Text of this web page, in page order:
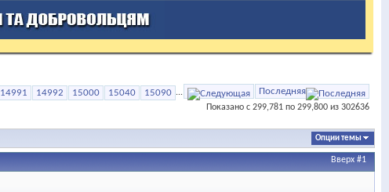
14991 14992 15000 15040 15090 ... Последняя
Показано с 299,781 по 299,800 из 302636
Опции темы
Вверх #1